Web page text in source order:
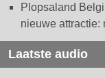
Plopsaland
nieuwe attractie:
Laatste audio